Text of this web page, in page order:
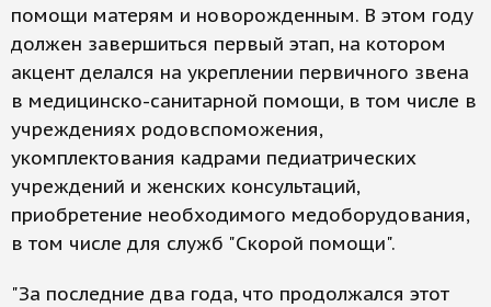
помощи матерям и новорожденным. В этом году
должен завершиться первый этап, на котором
акцент делался на укреплении первичного звена
в медицинско-санитарной помощи, в том числе в
учреждениях родовспоможения,
укомплектования кадрами педиатрических
учреждений и женских консультаций,
приобретение необходимого медоборудования,
в том числе для служб "Скорой помощи".
"За последние два года, что продолжался этот